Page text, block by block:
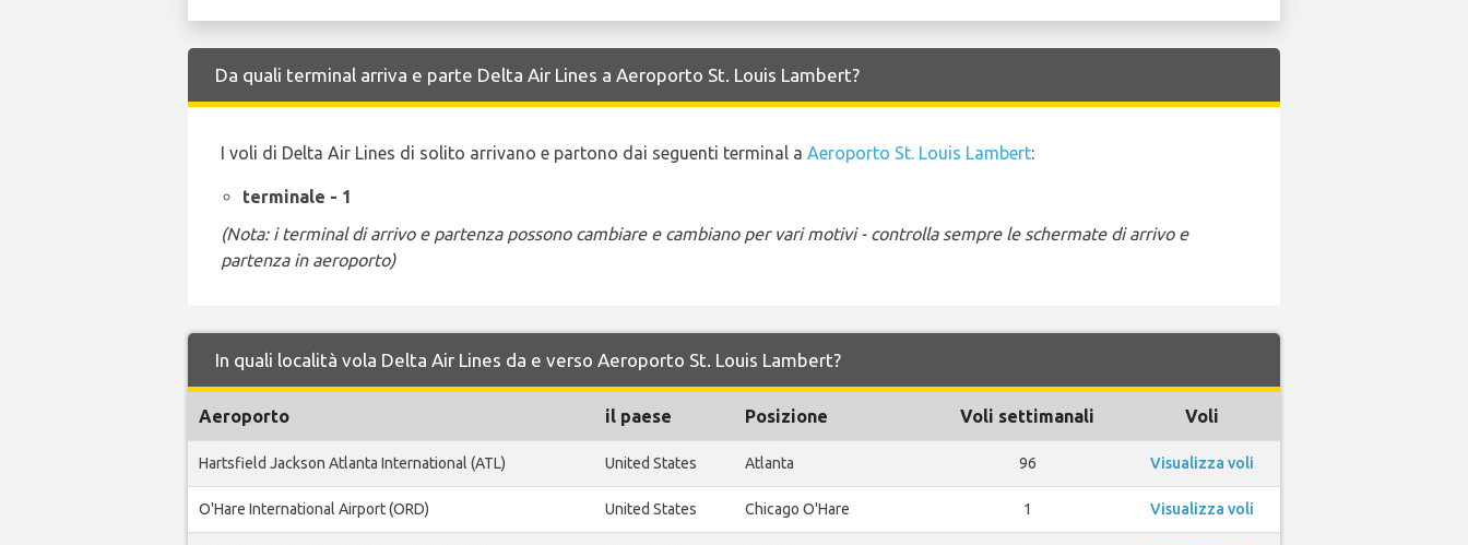
Da quali terminal arriva e parte Delta Air Lines a Aeroporto St. Louis Lambert?
I voli di Delta Air Lines di solito arrivano e partono dai seguenti terminal a Aeroporto St. Louis Lambert:
terminale - 1
(Nota: i terminal di arrivo e partenza possono cambiare e cambiano per vari motivi - controlla sempre le schermate di arrivo e
partenza in aeroporto)
In quali località vola Delta Air Lines da e verso Aeroporto St. Louis Lambert?
Aeroporto il paese Posizione Voli settimanali Voli
Hartsfield Jackson Atlanta International (ATL) United States Atlanta 96 Visualizza voli
O'Hare International Airport (ORD) United States Chicago O'Hare 1 Visualizza voli